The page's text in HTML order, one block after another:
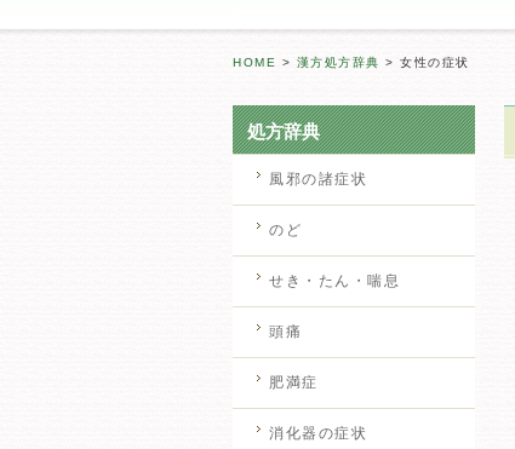
HOME > 漢方処方辞典 > 女性の症状
処方辞典
風邪の諸症状
のど
せき・たん・喘息
頭痛
肥満症
消化器の症状